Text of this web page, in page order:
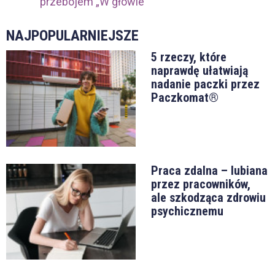
NAJPOPULARNIEJSZE
5 rzeczy, które
naprawdę ułatwiają
nadanie paczki przez
Paczkomat®
Praca zdalna – lubiana
przez pracowników,
ale szkodząca zdrowiu
psychicznemu